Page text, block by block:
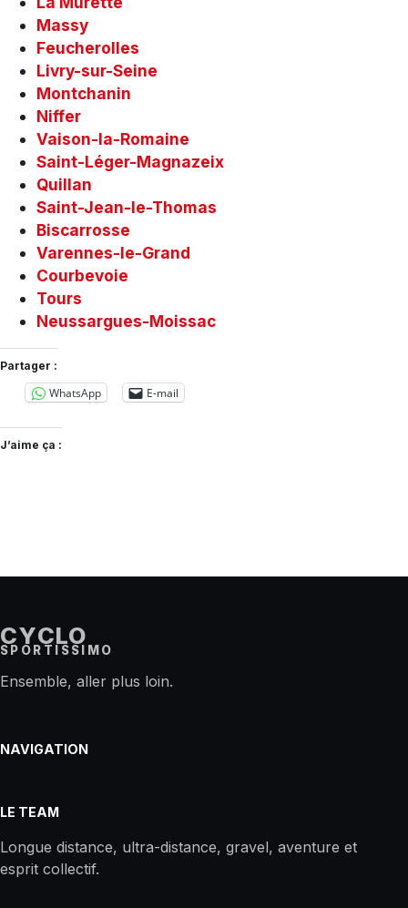
Massy
Feucherolles
Livry-sur-Seine
Montchanin
Niffer
Vaison-la-Romaine
Saint-Léger-Magnazeix
Quillan
Saint-Jean-le-Thomas
Biscarrosse
Varennes-le-Grand
Courbevoie
Tours
Neussargues-Moissac
Partager :
WhatsApp E-mail
J’aime ça :
CYCLO
SPORTISSIMO
Ensemble, aller plus loin.
NAVIGATION
LE TEAM
Longue distance, ultra-distance, gravel, aventure et
esprit collectif.